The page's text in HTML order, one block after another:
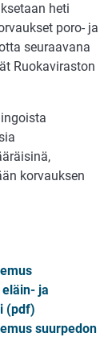
heti
poro- ja
seuraavana
Ruokaviraston
korvauksen
ja
(pdf)
suurpedon